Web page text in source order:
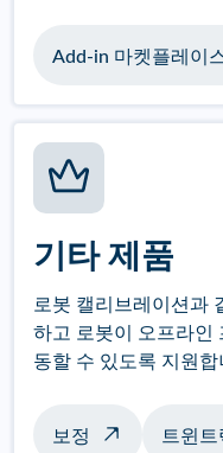
Add-in 마켓플레이
기타 제품
로봇 캘리브레이션과
하고 로봇이 오프라인
동할 수 있도록 지원합
보정 트윈트